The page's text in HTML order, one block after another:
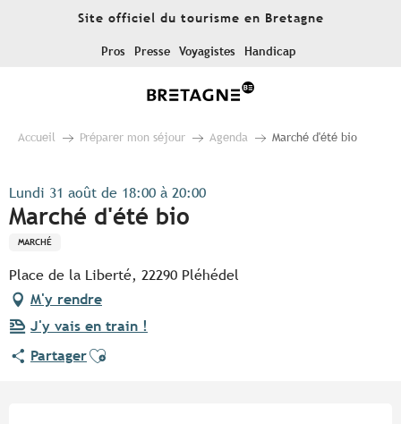
Site officiel du tourisme en Bretagne
Pros Presse Voyagistes Handicap
Accueil Préparer mon séjour Agenda Marché d'été bio
Lundi 31 août de 18:00 à 20:00
Marché d'été bio
MARCHÉ
Place de la Liberté, 22290 Pléhédel
M'y rendre
J'y vais en train !
PartagerAjouter aux favoris